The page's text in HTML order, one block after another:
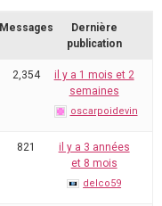
Messages
Dernière
publication
2,354
il y a 1 mois et 2
semaines
oscarpoidevin
821
il y a 3 années
et 8 mois
delco59